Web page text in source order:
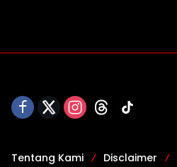
Tentang Kami Disclaimer